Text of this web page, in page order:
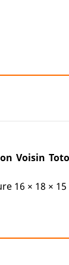
Voisin
16 × 18 × 15